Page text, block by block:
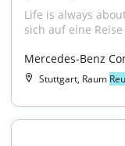
Life is always
sich auf eine
Mercedes-Benz
Stuttgart, Raum